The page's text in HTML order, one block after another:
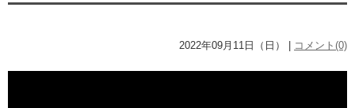
2022年09月11日（日） | コメント(0)